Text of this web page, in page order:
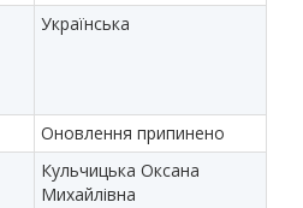
Українська
Оновлення припинено
Кульчицька Оксана
Михайлівна